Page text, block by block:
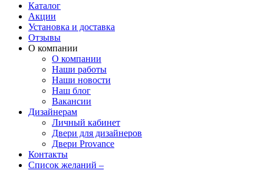
Каталог
Акции
Установка и доставка
Отзывы
О компании
О компании
Наши работы
Наши новости
Наш блог
Вакансии
Дизайнерам
Личный кабинет
Двери для дизайнеров
Двери Provance
Контакты
Список желаний –